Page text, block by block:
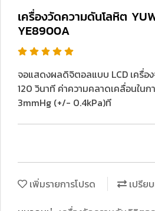
เครื่องวัดความดันโลหิต
YE8900A
จอแสดงผลดิจิตอลแบบ LCD เครื่อ
120 วินาที ค่าความคลาดเคลื่อนใน
3mmHg (+/- 0.4kPa)ที
เพิ่มรายการโปรด
เปรีย